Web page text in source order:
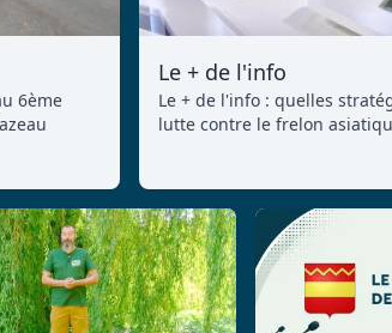
6ème
Le + de l'info
Le + de l'info : quelles
lutte contre le frelon